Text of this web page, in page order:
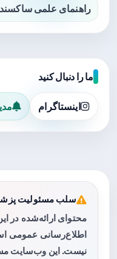
راهنمای علمی
ما را دنبال کنید
اینستاگرام
سلب مسئولیت
محتوای ارائه‌شده در
اطلاع‌رسانی عمومی
نیست. این وب‌سایت